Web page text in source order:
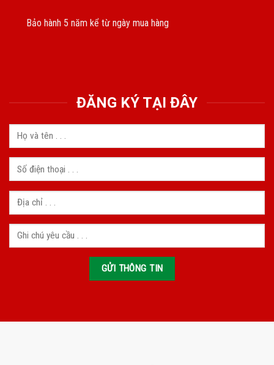
Bảo hành 5 năm kể từ ngày mua hàng
ĐĂNG KÝ TẠI ĐÂY